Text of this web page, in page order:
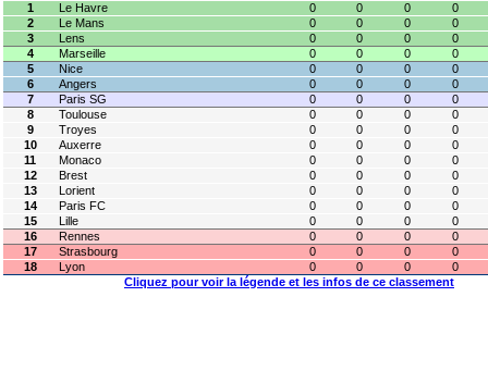
1
Le Havre 0 0 0
0
2
Le Mans 0 0 0
0
3
Lens 0 0 0
0
4
Marseille 0 0 0
0
5
Nice 0 0 0
0
6
Angers 0 0 0
0
7
Paris SG 0 0 0
0
8
Toulouse 0 0 0
0
9
Troyes 0 0 0
0
10
Auxerre 0 0 0
0
11
Monaco 0 0 0
0
12
Brest 0 0 0
0
13
Lorient 0 0 0
0
14
Paris FC 0 0 0
0
15
Lille 0 0 0
0
16
Rennes 0 0 0
0
17
Strasbourg 0 0 0
0
18
Lyon 0 0 0
0
Cliquez pour voir la légende et les infos de ce classement